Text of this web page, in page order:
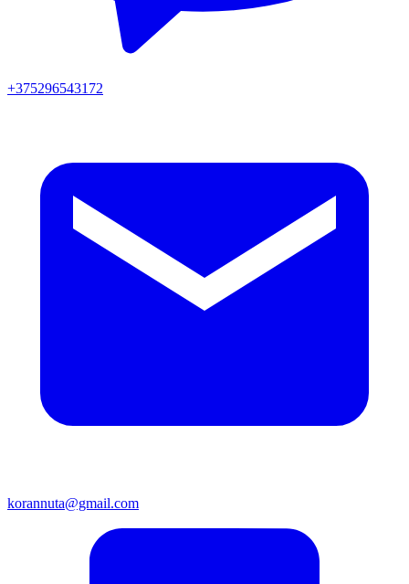
+375296543172
korannuta@gmail.com